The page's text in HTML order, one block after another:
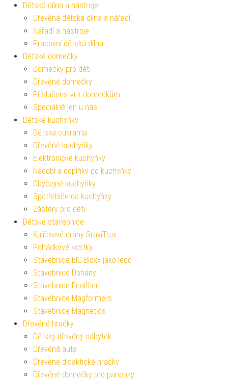
Dětská dílna a nástroje
Dřevěná dětská dílna a nářadí
Nářadí a nástroje
Pracovní dětská dílna
Dětské domečky
Domečky pro děti
Dřevěné domečky
Příslušenství k domečkům
Speciálně jen u nás
Dětské kuchyňky
Dětská cukrárna
Dřevěné kuchyňky
Elektronické kuchyňky
Nádobí a doplňky do kuchyňky
Obyčejné kuchyňky
Spotřebiče do kuchyňky
Zástěry pro děti
Dětské stavebnice
Kuličkové dráhy GraviTrax
Pohádkové kostky
Stavebnice BIG-Bloxx jako lego
Stavebnice Dohány
Stavebnice Écoiffier
Stavebnice Magformers
Stavebnice Magnetics
Dřevěné hračky
Dětský dřevěný nábytek
Dřevěná auta
Dřevěné didaktické hračky
Dřevěné domečky pro panenky